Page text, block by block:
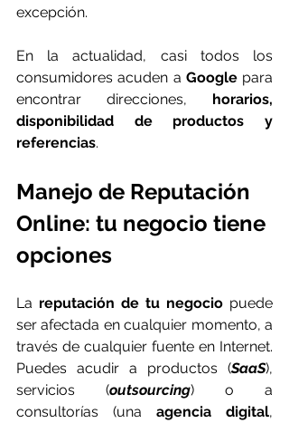
excepción.
En la actualidad, casi todos los
consumidores acuden a Google para
encontrar direcciones, horarios,
disponibilidad de productos y
referencias.
Manejo de Reputación
Online: tu negocio tiene
opciones
La reputación de tu negocio puede
ser afectada en cualquier momento, a
través de cualquier fuente en Internet.
Puedes acudir a productos (SaaS),
servicios (outsourcing) o a
consultorías (una agencia digital,